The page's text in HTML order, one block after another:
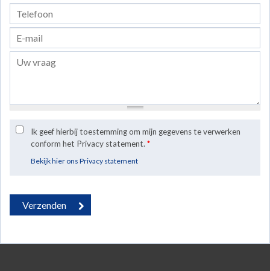
Ik geef hierbij toestemming om mijn gegevens te verwerken
conform het Privacy statement. *
Bekijk hier ons Privacy statement